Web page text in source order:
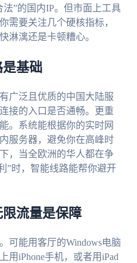
”的国内IP。但市面上工具
需要关注几个硬核指标，
淋漓还是卡顿糟心。
基础
广泛且优质的中国大陆服
接的入口是否通畅。更重
。系统能根据你的实时网
服务器，避免你在高峰时
，当全欧洲的华人都在争
”时，智能线路能帮你避开
流量是保障
可能用客厅的Windows电脑
用iPhone手机，或者用iPad